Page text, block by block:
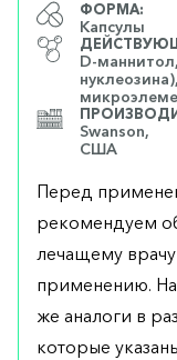
ФОРМА:
Капсулы
D-
Swanson,
США
Перед
рекомендуем
лечащему
применению.
же аналоги в
которые